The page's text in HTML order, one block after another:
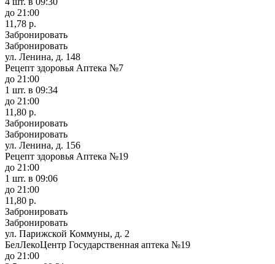
до 21:00
11,78 р.
Забронировать
Забронировать
ул. Ленина, д. 148
Рецепт здоровья Аптека №7
до 21:00
1 шт. в 09:34
до 21:00
11,80 р.
Забронировать
Забронировать
ул. Ленина, д. 156
Рецепт здоровья Аптека №19
до 21:00
1 шт. в 09:06
до 21:00
11,80 р.
Забронировать
Забронировать
ул. Парижской Коммуны, д. 2
БелЛекоЦентр Государственная аптека №19
до 21:00